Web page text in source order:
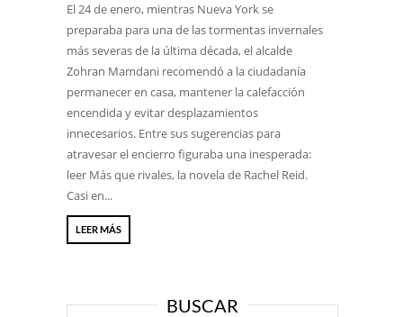
El 24 de enero, mientras Nueva York se
preparaba para una de las tormentas invernales
más severas de la última década, el alcalde
Zohran Mamdani recomendó a la ciudadanía
permanecer en casa, mantener la calefacción
encendida y evitar desplazamientos
innecesarios. Entre sus sugerencias para
atravesar el encierro figuraba una inesperada:
leer Más que rivales, la novela de Rachel Reid.
Casi en...
LEER MÁS
BUSCAR